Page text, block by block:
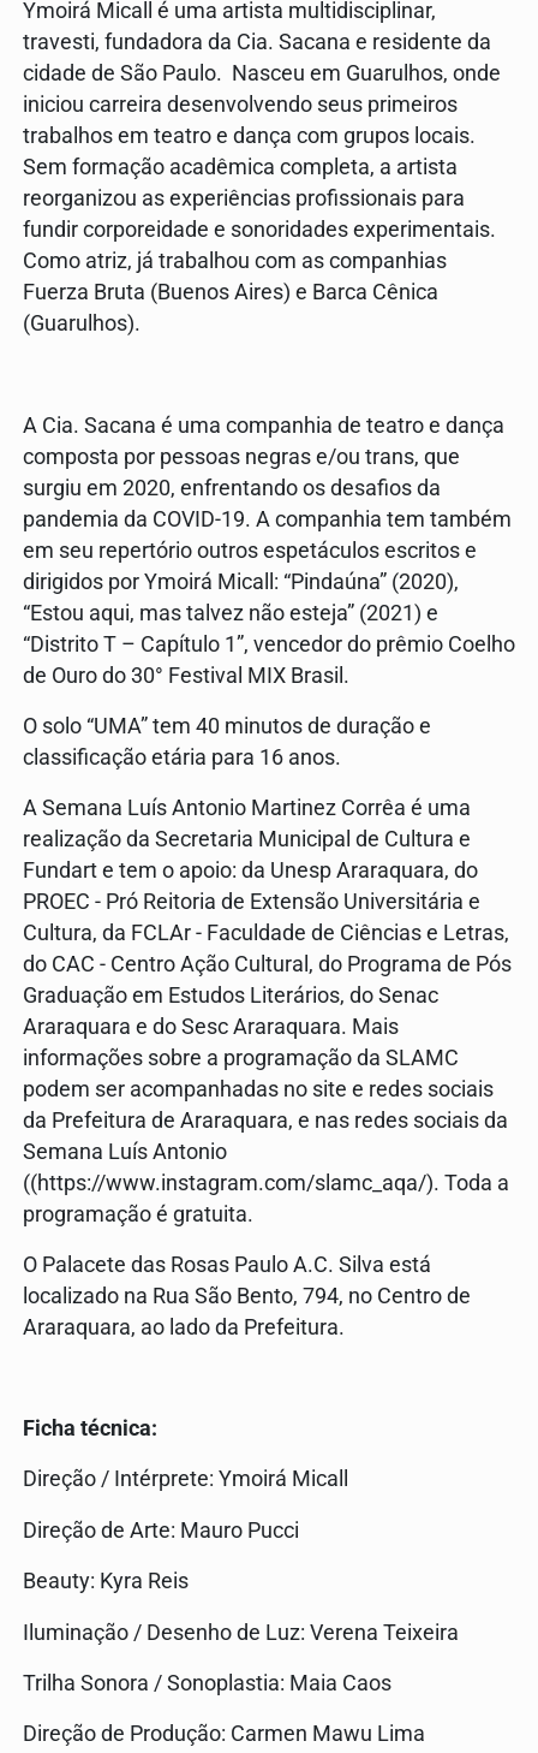
Ymoirá Micall é uma artista multidisciplinar,
travesti, fundadora da Cia. Sacana e residente da
cidade de São Paulo. Nasceu em Guarulhos, onde
iniciou carreira desenvolvendo seus primeiros
trabalhos em teatro e dança com grupos locais.
Sem formação acadêmica completa, a artista
reorganizou as experiências profissionais para
fundir corporeidade e sonoridades experimentais.
Como atriz, já trabalhou com as companhias
Fuerza Bruta (Buenos Aires) e Barca Cênica
(Guarulhos).
A Cia. Sacana é uma companhia de teatro e dança
composta por pessoas negras e/ou trans, que
surgiu em 2020, enfrentando os desafios da
pandemia da COVID-19. A companhia tem também
em seu repertório outros espetáculos escritos e
dirigidos por Ymoirá Micall: “Pindaúna” (2020),
“Estou aqui, mas talvez não esteja” (2021) e
“Distrito T – Capítulo 1”, vencedor do prêmio Coelho
de Ouro do 30° Festival MIX Brasil.
O solo “UMA” tem 40 minutos de duração e
classificação etária para 16 anos.
A Semana Luís Antonio Martinez Corrêa é uma
realização da Secretaria Municipal de Cultura e
Fundart e tem o apoio: da Unesp Araraquara, do
PROEC - Pró Reitoria de Extensão Universitária e
Cultura, da FCLAr - Faculdade de Ciências e Letras,
do CAC - Centro Ação Cultural, do Programa de Pós
Graduação em Estudos Literários, do Senac
Araraquara e do Sesc Araraquara. Mais
informações sobre a programação da SLAMC
podem ser acompanhadas no site e redes sociais
da Prefeitura de Araraquara, e nas redes sociais da
Semana Luís Antonio
((https://www.instagram.com/slamc_aqa/). Toda a
programação é gratuita.
O Palacete das Rosas Paulo A.C. Silva está
localizado na Rua São Bento, 794, no Centro de
Araraquara, ao lado da Prefeitura.
Ficha técnica:
Direção / Intérprete: Ymoirá Micall
Direção de Arte: Mauro Pucci
Beauty: Kyra Reis
Iluminação / Desenho de Luz: Verena Teixeira
Trilha Sonora / Sonoplastia: Maia Caos
Direção de Produção: Carmen Mawu Lima